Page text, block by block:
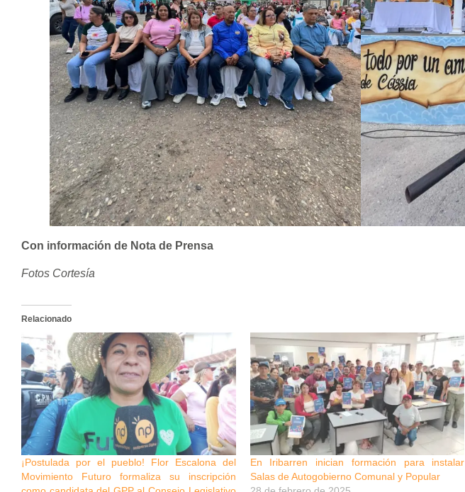
Con información de Nota de Prensa
Fotos Cortesía
Relacionado
¡Postulada por el pueblo! Flor Escalona del
Movimiento Futuro formaliza su inscripción
En Iribarren inician formación para instalar
Salas de Autogobierno Comunal y Popular